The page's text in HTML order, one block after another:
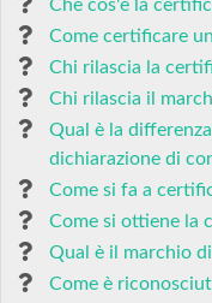
Che cos'è la
Come certificare
Chi rilascia la
Chi rilascia il
Qual è la
dichiarazione di
Come si fa a
Come si ottiene la
Qual è il marchio
Come è